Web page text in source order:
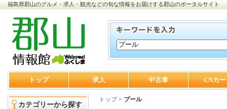
福島県郡山のグルメ・求人・観光などの旬な情報をお届けする郡山のポータルサイト
トップ 求人 中古車 CNカ
カテゴリーから探す
トップ> プール